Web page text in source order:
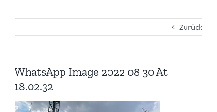
Zurück
WhatsApp Image 2022 08 30 At
18.02.32